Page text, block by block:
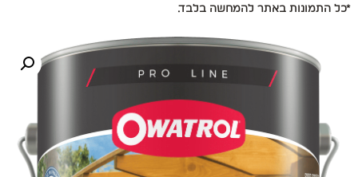
*כל התמונות באתר להמחשה בלבד.